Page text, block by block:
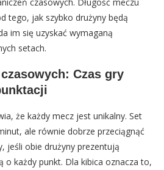
tego, jak szybko drużyny będą
im się uzyskać wymaganą
setach.
Czas gry
że każdy mecz jest unikalny. Set
ale równie dobrze przeciągnąć
jeśli obie drużyny prezentują
o każdy punkt. Dla kibica oznacza to,